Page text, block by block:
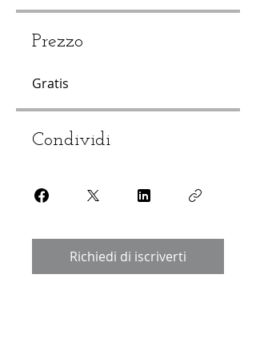
Prezzo
Gratis
Condividi
Richiedi di iscriverti